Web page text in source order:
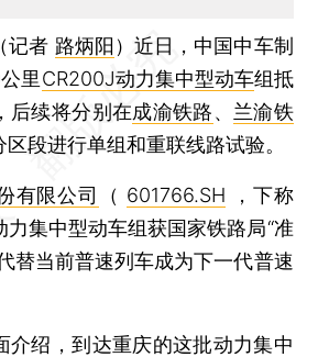
记者 路炳阳 ） 近日，中国中车制
里CR200J动力集中型动车组抵
后续将分别在成渝铁路、 兰渝铁
区段进行单组和重联线路试验。
有限公司 （ 601766.SH ，下称
力集中型动车组获国家铁路局“准
替当前普速列车成为下一代普速
绍，到达重庆的这批动力集中